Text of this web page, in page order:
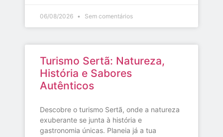
06/08/2026 Sem comentários
Turismo Sertã: Natureza,
História e Sabores
Autênticos
Descobre o turismo Sertã, onde a natureza
exuberante se junta à história e
gastronomia únicas. Planeia já a tua